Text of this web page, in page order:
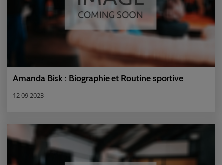
Amanda Bisk : Biographie et Routine sportive
12 09 2023